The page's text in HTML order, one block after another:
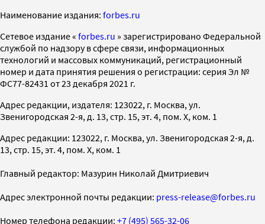
Наименование издания: forbes.ru
Cетевое издание « forbes.ru » зарегистрировано Федеральной
службой по надзору в сфере связи, информационных
технологий и массовых коммуникаций, регистрационный
номер и дата принятия решения о регистрации: серия Эл №
ФС77-82431 от 23 декабря 2021 г.
Адрес редакции, издателя: 123022, г. Москва, ул.
Звенигородская 2-я, д. 13, стр. 15, эт. 4, пом. X, ком. 1
Адрес редакции: 123022, г. Москва, ул. Звенигородская 2-я, д.
13, стр. 15, эт. 4, пом. X, ком. 1
Главный редактор: Мазурин Николай Дмитриевич
Адрес электронной почты редакции: press-release@forbes.ru
Номер телефона редакции: +7 (495) 565-32-06